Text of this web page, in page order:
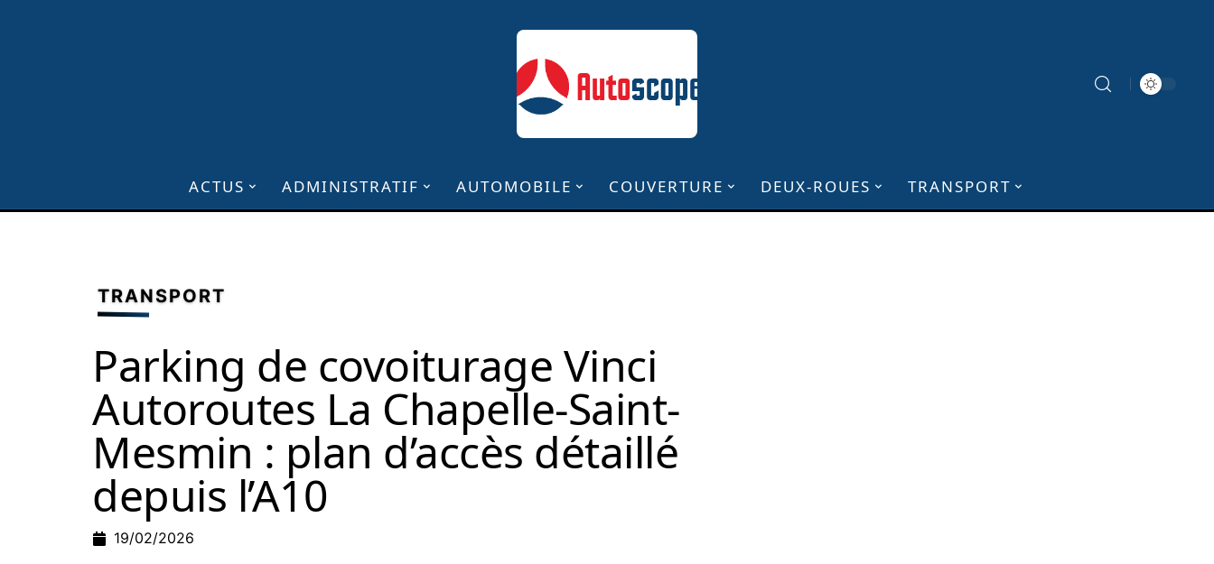
ACTUS ADMINISTRATIF AUTOMOBILE COUVERTURE DEUX-ROUES TRANSPORT
TRANSPORT
Parking de covoiturage Vinci
Autoroutes La Chapelle-Saint-
Mesmin : plan d’accès détaillé
depuis l’A10
19/02/2026